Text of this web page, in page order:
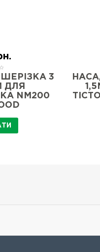
3
ДЛЯ
NM200